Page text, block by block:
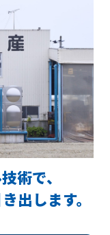
術で、
出します。